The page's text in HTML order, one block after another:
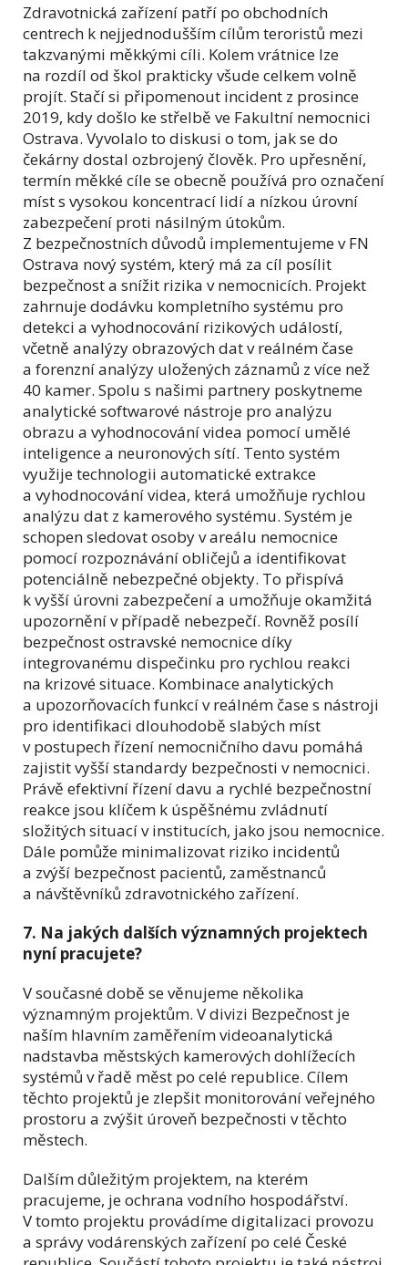
Zdravotnická zařízení patří po obchodních
centrech k nejjednodušším cílům teroristů mezi
takzvanými měkkými cíli. Kolem vrátnice lze
na rozdíl od škol prakticky všude celkem volně
projít. Stačí si připomenout incident z prosince
2019, kdy došlo ke střelbě ve Fakultní nemocnici
Ostrava. Vyvolalo to diskusi o tom, jak se do
čekárny dostal ozbrojený člověk. Pro upřesnění,
termín měkké cíle se obecně používá pro označení
míst s vysokou koncentrací lidí a nízkou úrovní
zabezpečení proti násilným útokům.
Z bezpečnostních důvodů implementujeme v FN
Ostrava nový systém, který má za cíl posílit
bezpečnost a snížit rizika v nemocnicích. Projekt
zahrnuje dodávku kompletního systému pro
detekci a vyhodnocování rizikových událostí,
včetně analýzy obrazových dat v reálném čase
a forenzní analýzy uložených záznamů z více než
40 kamer. Spolu s našimi partnery poskytneme
analytické softwarové nástroje pro analýzu
obrazu a vyhodnocování videa pomocí umělé
inteligence a neuronových sítí. Tento systém
využije technologii automatické extrakce
a vyhodnocování videa, která umožňuje rychlou
analýzu dat z kamerového systému. Systém je
schopen sledovat osoby v areálu nemocnice
pomocí rozpoznávání obličejů a identifikovat
potenciálně nebezpečné objekty. To přispívá
k vyšší úrovni zabezpečení a umožňuje okamžitá
upozornění v případě nebezpečí. Rovněž posílí
bezpečnost ostravské nemocnice díky
integrovanému dispečinku pro rychlou reakci
na krizové situace. Kombinace analytických
a upozorňovacích funkcí v reálném čase s nástroji
pro identifikaci dlouhodobě slabých míst
v postupech řízení nemocničního davu pomáhá
zajistit vyšší standardy bezpečnosti v nemocnici.
Právě efektivní řízení davu a rychlé bezpečnostní
reakce jsou klíčem k úspěšnému zvládnutí
složitých situací v institucích, jako jsou nemocnice.
Dále pomůže minimalizovat riziko incidentů
a zvýší bezpečnost pacientů, zaměstnanců
a návštěvníků zdravotnického zařízení.
7. Na jakých dalších významných projektech
nyní pracujete?
V současné době se věnujeme několika
významným projektům. V divizi Bezpečnost je
naším hlavním zaměřením videoanalytická
nadstavba městských kamerových dohlížecích
systémů v řadě měst po celé republice. Cílem
těchto projektů je zlepšit monitorování veřejného
prostoru a zvýšit úroveň bezpečnosti v těchto
městech.
Dalším důležitým projektem, na kterém
pracujeme, je ochrana vodního hospodářství.
V tomto projektu provádíme digitalizaci provozu
a správy vodárenských zařízení po celé České